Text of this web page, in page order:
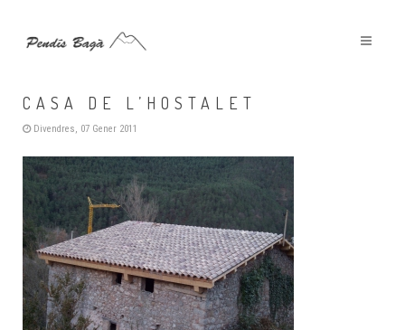
CASA DE L’HOSTALET
Divendres, 07 Gener 2011